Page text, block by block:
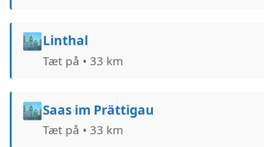
🏙️Linthal
Tæt på • 33 km
🏙️Saas im Prättigau
Tæt på • 33 km